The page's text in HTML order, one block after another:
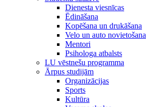
Dienesta viesnīcas
Ēdināšana
Kopēšana un drukāšana
Velo un auto novietošana
Mentori
Psihologa atbalsts
LU vēstnešu programma
Ārpus studijām
Organizācijas
Sports
Kultūra